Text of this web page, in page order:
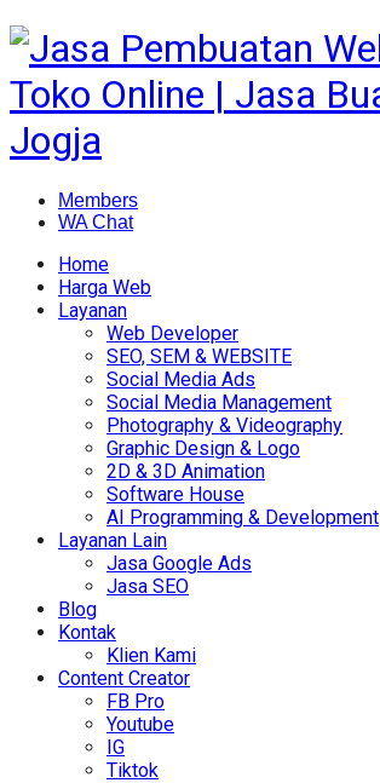
Members
WA Chat
Home
Harga Web
Layanan
Web Developer
SEO, SEM & WEBSITE
Social Media Ads
Social Media Management
Photography & Videography
Graphic Design & Logo
2D & 3D Animation
Software House
AI Programming & Development
Layanan Lain
Jasa Google Ads
Jasa SEO
Blog
Kontak
Klien Kami
Content Creator
FB Pro
Youtube
IG
Tiktok